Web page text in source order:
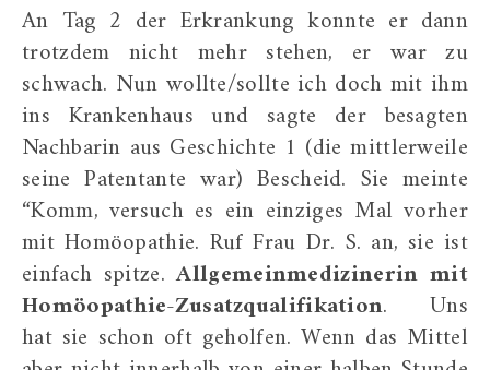
An Tag 2 der Erkrankung konnte er dann
trotzdem nicht mehr stehen, er war zu
schwach. Nun wollte/sollte ich doch mit ihm
ins Krankenhaus und sagte der besagten
Nachbarin aus Geschichte 1 (die mittlerweile
seine Patentante war) Bescheid. Sie meinte
“Komm, versuch es ein einziges Mal vorher
mit Homöopathie. Ruf Frau Dr. S. an, sie ist
einfach spitze.Allgemeinmedizinerin mit
Homöopathie-Zusatzqualifikation. Uns
hat sie schon oft geholfen. Wenn das Mittel